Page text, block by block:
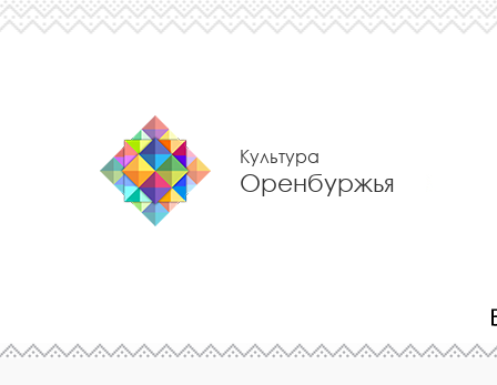
Культура
Оренбуржья